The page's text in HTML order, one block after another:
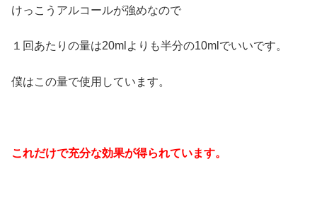
けっこうアルコールが強めなので
１回あたりの量は20mlよりも半分の10mlでいいです。
僕はこの量で使用しています。
これだけで充分な効果が得られています。